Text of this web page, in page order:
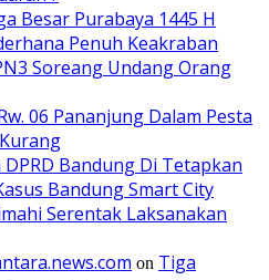
Besar Purabaya 1445 H
Penuh Keakraban
Soreang Undang Orang
06 Pananjung Dalam Pesta
Bandung Di Tetapkan
Bandung Smart City
Serentak Laksanakan
on Tiga